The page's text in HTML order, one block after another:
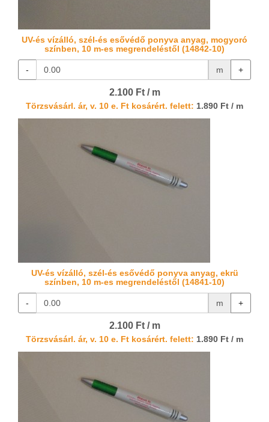
UV-és vízálló, szél-és esővédő ponyva anyag, mogyoró
színben, 10 m-es megrendeléstől (14842-10)
- m +
2.100 Ft / m
Törzsvásárl. ár, v. 10 e. Ft kosárért. felett: 1.890 Ft / m
UV-és vízálló, szél-és esővédő ponyva anyag, ekrü
színben, 10 m-es megrendeléstől (14841-10)
- m +
2.100 Ft / m
Törzsvásárl. ár, v. 10 e. Ft kosárért. felett: 1.890 Ft / m